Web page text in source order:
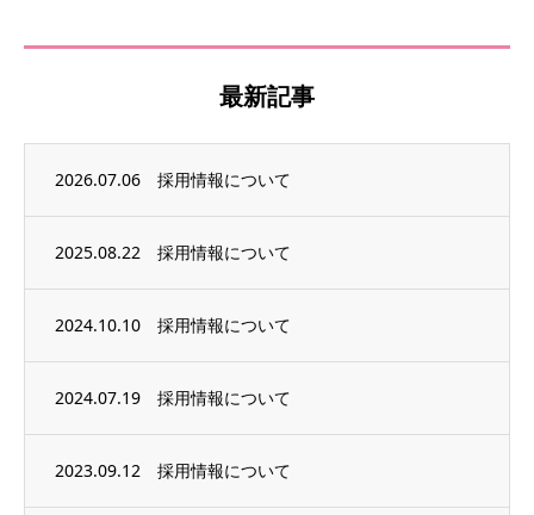
最新記事
2026.07.06 採用情報について
2025.08.22 採用情報について
2024.10.10 採用情報について
2024.07.19 採用情報について
2023.09.12 採用情報について